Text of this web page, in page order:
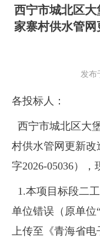
西宁市城北区
家寨村供水管
发布
各投标人：
西宁市城北区大
村供水管网更新
字2026-05036），
1.本项目标段二
单位错误（原单位
上传至《青海省